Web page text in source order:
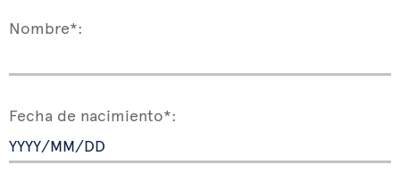
Nombre*:
Fecha de nacimiento*: